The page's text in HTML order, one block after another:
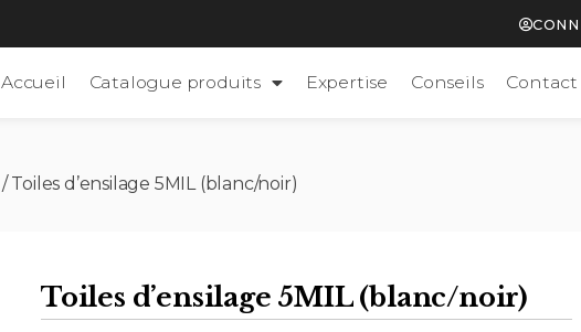
Accueil Catalogue produits Expertise Conseils Contact
/ Toiles d’ensilage 5MIL (blanc/noir)
Toiles d’ensilage 5MIL (blanc/noir)